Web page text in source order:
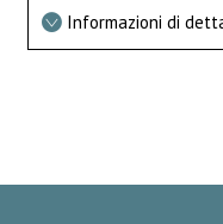
Informazioni di